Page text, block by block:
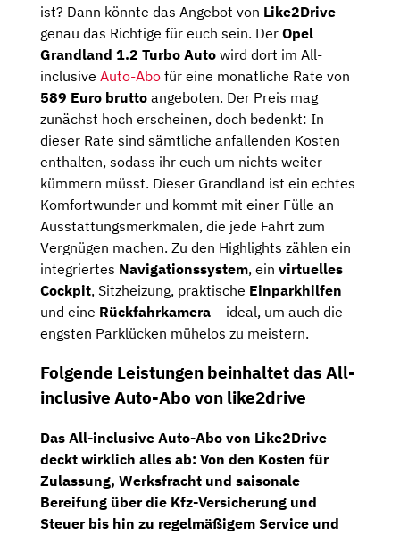
ist? Dann könnte das Angebot von Like2Drive
genau das Richtige für euch sein. Der Opel
Grandland 1.2 Turbo Auto wird dort im All-
inclusive Auto-Abo für eine monatliche Rate von
589 Euro brutto angeboten. Der Preis mag
zunächst hoch erscheinen, doch bedenkt: In
dieser Rate sind sämtliche anfallenden Kosten
enthalten, sodass ihr euch um nichts weiter
kümmern müsst. Dieser Grandland ist ein echtes
Komfortwunder und kommt mit einer Fülle an
Ausstattungsmerkmalen, die jede Fahrt zum
Vergnügen machen. Zu den Highlights zählen ein
integriertes Navigationssystem, ein virtuelles
Cockpit, Sitzheizung, praktische Einparkhilfen
und eine Rückfahrkamera – ideal, um auch die
engsten Parklücken mühelos zu meistern.
Folgende Leistungen beinhaltet das All-
inclusive Auto-Abo von like2drive
Das All-inclusive Auto-Abo von Like2Drive
deckt wirklich alles ab: Von den Kosten für
Zulassung, Werksfracht und saisonale
Bereifung über die Kfz-Versicherung und
Steuer bis hin zu regelmäßigem Service und